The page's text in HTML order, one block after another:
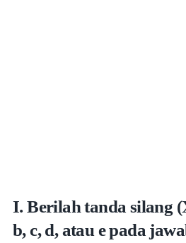
I. Berilah tanda silang
b, c, d, atau e pada